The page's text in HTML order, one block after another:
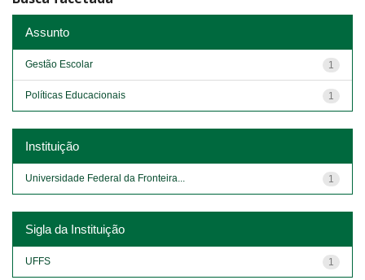
Assunto
1
Gestão Escolar
1
Políticas Educacionais
Instituição
1
Universidade Federal da Fronteira...
Sigla da Instituição
1
UFFS